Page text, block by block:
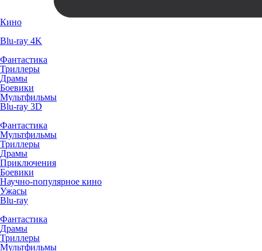
Кино
Blu-ray 4K
Фантастика
Триллеры
Драмы
Боевики
Мультфильмы
Blu-ray 3D
Фантастика
Мультфильмы
Триллеры
Драмы
Приключения
Боевики
Научно-популярное кино
Ужасы
Blu-ray
Фантастика
Драмы
Триллеры
Мультфильмы